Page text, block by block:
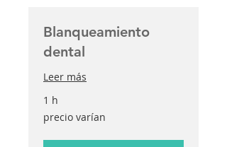
Blanqueamiento
dental
Leer más
1 h
varían
precio varían